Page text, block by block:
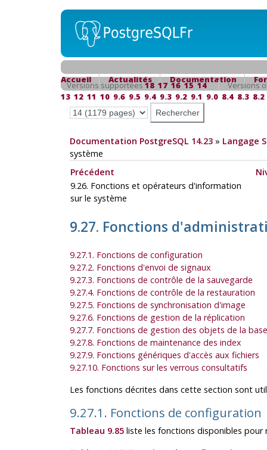
Accueil Actualités Documentation
Versions supportées18 17 16 15 14
Versions
13 12 11 10 9.6 9.5 9.4 9.3 9.2 9.1 9.0 8.4 8.3 8.2
Documentation PostgreSQL 14.23» Langage
système
Précédent
9.26. Fonctions et opérateurs d'information
sur le système
9.27. Fonctions
9.27.1. Fonctions de configuration
9.27.2. Fonctions d'envoi de signaux
9.27.3. Fonctions de contrôle de la sauvegarde
9.27.4. Fonctions de contrôle de la restauration
9.27.5. Fonctions de synchronisation d'image
9.27.6. Fonctions de gestion de la réplication
9.27.7. Fonctions de gestion des objets de la base
9.27.8. Fonctions de maintenance des index
9.27.9. Fonctions génériques d'accès aux fichiers
9.27.10. Fonctions sur les verrous consultatifs
Les fonctions décrites dans cette section sont
9.27.1. Fonctions de configuration
Tableau 9.85liste les fonctions disponibles pour